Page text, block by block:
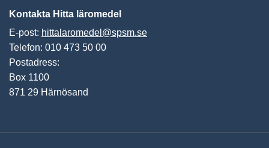
Kontakta Hitta läromedel
E-post: hittalaromedel@spsm.se
Telefon: 010 473 50 00
Postadress:
Box 1100
871 29 Härnösand